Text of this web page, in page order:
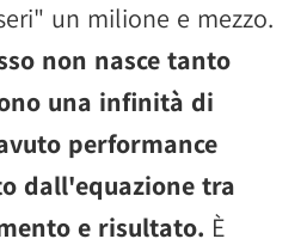
un milione e mezzo.
non nasce tanto
una infinità di
performance
dall'equazione tra
e risultato. È